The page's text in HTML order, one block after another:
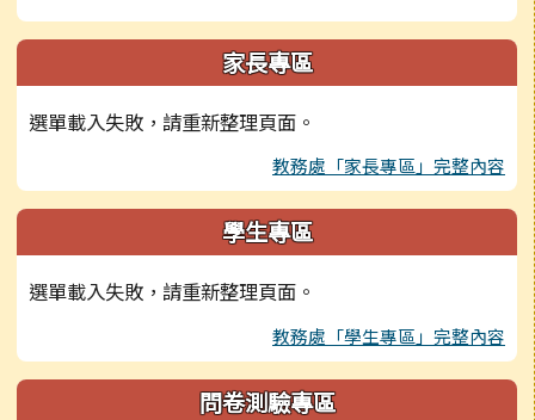
家長專區
選單載入失敗，請重新整理頁面。
教務處「家長專區」完整內容
學生專區
選單載入失敗，請重新整理頁面。
教務處「學生專區」完整內容
問卷測驗專區